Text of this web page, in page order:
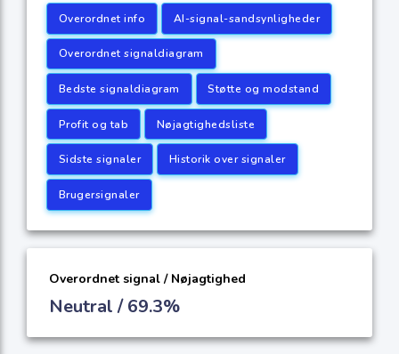
Overordnet info AI-signal-sandsynligheder
Overordnet signaldiagram
Bedste signaldiagram Støtte og modstand
Profit og tab Nøjagtighedsliste
Sidste signaler Historik over signaler
Brugersignaler
Overordnet signal / Nøjagtighed
Neutral / 69.3%